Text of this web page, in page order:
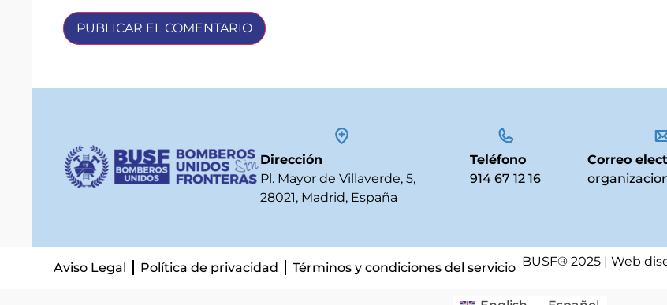
Dirección
Pl. Mayor de Villaverde, 5,
28021, Madrid, España
Teléfono
914 67 12 16
Correo
Aviso Legal Política de privacidad Términos y condiciones del servicio BUSF® 2025 | Web